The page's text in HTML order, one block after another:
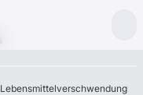
Lebensmittelverschwendung